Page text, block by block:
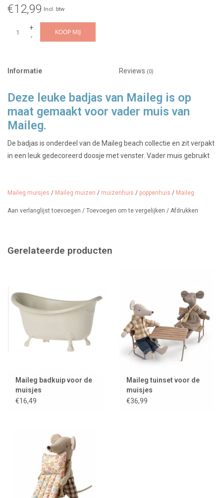
€12,99 Incl. btw
+
-
KOOP MIJ
Informatie Reviews (0)
Deze leuke badjas van Maileg is op
maat gemaakt voor vader muis van
Maileg.
De badjas is onderdeel van de Maileg beach collectie en zit verpakt
in een leuk gedecoreerd doosje met venster. Vader muis gebruikt
roze exemplaar gemaakt. De badjas is op maat ontworpen en
badjas )
Vader muis is niet bij de prijs inbegrepen, maar te koop in onze
Maileg muisjes / Maileg muizen / muizenhuis / poppenhuis / Maileg
Aan verlanglijst toevoegen / Toevoegen om te vergelijken / Afdrukken
Gerelateerde producten
Maileg badkuip voor de
muisjes
€16,49
Maileg tuinset voor de
muisjes
€36,99